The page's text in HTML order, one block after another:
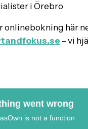
i Örebro
här
– vi